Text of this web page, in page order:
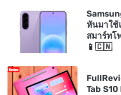
หันมาใช้
สมาร์ทโ
📱🇨🇳
Tab